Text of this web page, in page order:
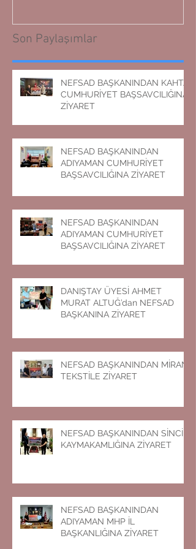
Son Paylaşımlar
NEFSAD BAŞKANINDAN KAHTA
CUMHURİYET BAŞSAVCILIĞINA
ZİYARET
NEFSAD BAŞKANINDAN
ADIYAMAN CUMHURİYET
BAŞSAVCILIĞINA ZİYARET
NEFSAD BAŞKANINDAN
ADIYAMAN CUMHURİYET
BAŞSAVCILIĞINA ZİYARET
DANIŞTAY ÜYESİ AHMET
MURAT ALTUĞ’dan NEFSAD
BAŞKANINA ZİYARET
NEFSAD BAŞKANINDAN MİRAN
TEKSTİLE ZİYARET
NEFSAD BAŞKANINDAN SİNCİK
KAYMAKAMLIĞINA ZİYARET
NEFSAD BAŞKANINDAN
ADIYAMAN MHP İL
BAŞKANLIĞINA ZİYARET